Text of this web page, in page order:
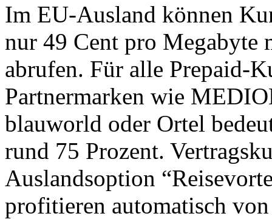
Im EU-Ausland können
nur 49 Cent pro Megabyte
abrufen. Für alle Prepaid-
Partnermarken wie
blauworld oder Ortel
rund 75 Prozent.
Auslandsoption
profitieren automatisch